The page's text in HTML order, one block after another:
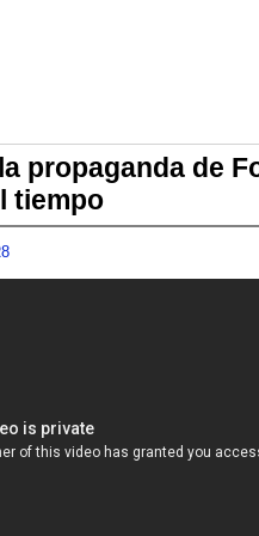
propaganda de
tiempo